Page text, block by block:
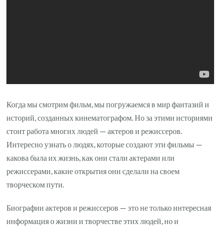
Когда мы смотрим фильм, мы погружаемся в мир фантазий и
историй, созданных кинематографом. Но за этими историями
стоит работа многих людей — актеров и режиссеров.
Интересно узнать о людях, которые создают эти фильмы —
какова была их жизнь, как они стали актерами или
режиссерами, какие открытия они сделали на своем
творческом пути.
Биографии актеров и режиссеров — это не только интересная
информация о жизни и творчестве этих людей, но и